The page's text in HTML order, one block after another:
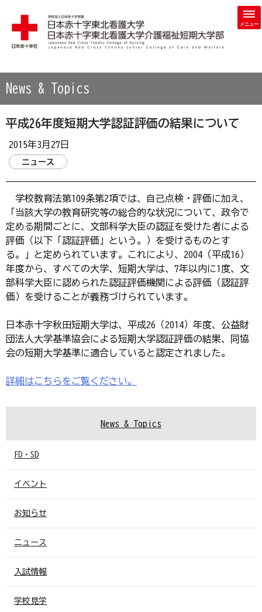
学校法人 日本赤十字学園 日本赤十字東北看護大学・日本赤
News & Topics
平成26年度短期大学認証評価の結果について
2015年3月27日
ニュース
学校教育法第109条第2項では、自己点検・評価に加え、
「当該大学の教育研究等の総合的な状況について、政令で
定める期間ごとに、文部科学大臣の認証を受けた者による
評価（以下「認証評価」という。）を受けるものとす
る。」と定められています。これにより、2004（平成16）
年度から、すべての大学、短期大学は、7年以内に1度、文
部科学大臣に認められた認証評価機関による評価（認証評
価）を受けることが義務づけられています。
日本赤十字秋田短期大学は、平成26（2014）年度、公益財
団法人大学基準協会による短期大学認証評価の結果、同協
会の短期大学基準に適合していると認定されました。
詳細はこちらをご覧ください。
News & Topics
FD・SD
イベント
お知らせ
ニュース
入試情報
学校見学